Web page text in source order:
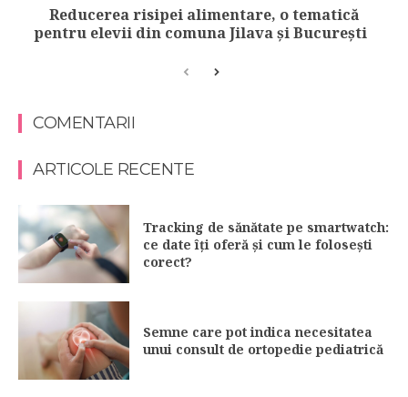
Reducerea risipei alimentare, o tematică
pentru elevii din comuna Jilava și București
COMENTARII
ARTICOLE RECENTE
Tracking de sănătate pe smartwatch:
ce date îți oferă și cum le folosești
corect?
Semne care pot indica necesitatea
unui consult de ortopedie pediatrică